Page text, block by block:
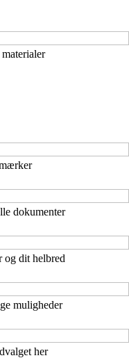
dokumenter
og dit helbred
muligheder
her